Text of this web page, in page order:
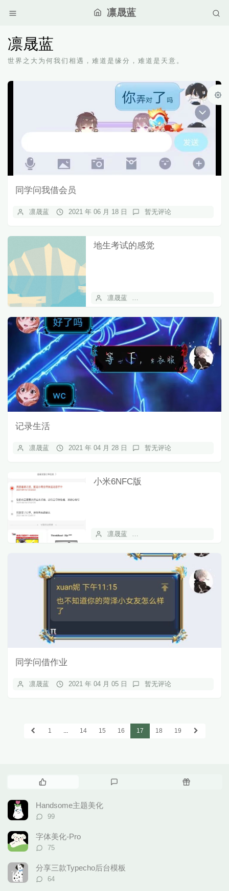
凛晟蓝
凛晟蓝
世界之大为何我们相遇，难道是缘分，难道是天意。
同学问我借会员
凛晟蓝 2021 年 06 月 18 日 暂无评论
地生考试的感觉
凛晟蓝
记录生活
凛晟蓝 2021 年 04 月 28 日 暂无评论
小米6NFC版
凛晟蓝
同学问借作业
凛晟蓝 2021 年 04 月 05 日 暂无评论
1 ... 14 15 16 17 18 19
热
文
章
随
Handsome主题美化
评
数：
99
字体美化-Pro
评
数：
75
分享三款Typecho后台模板
评
64